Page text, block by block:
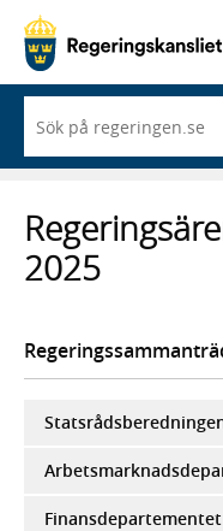
du
börjar
skriva
framträder
en
lista
2025
Finansdepartementet